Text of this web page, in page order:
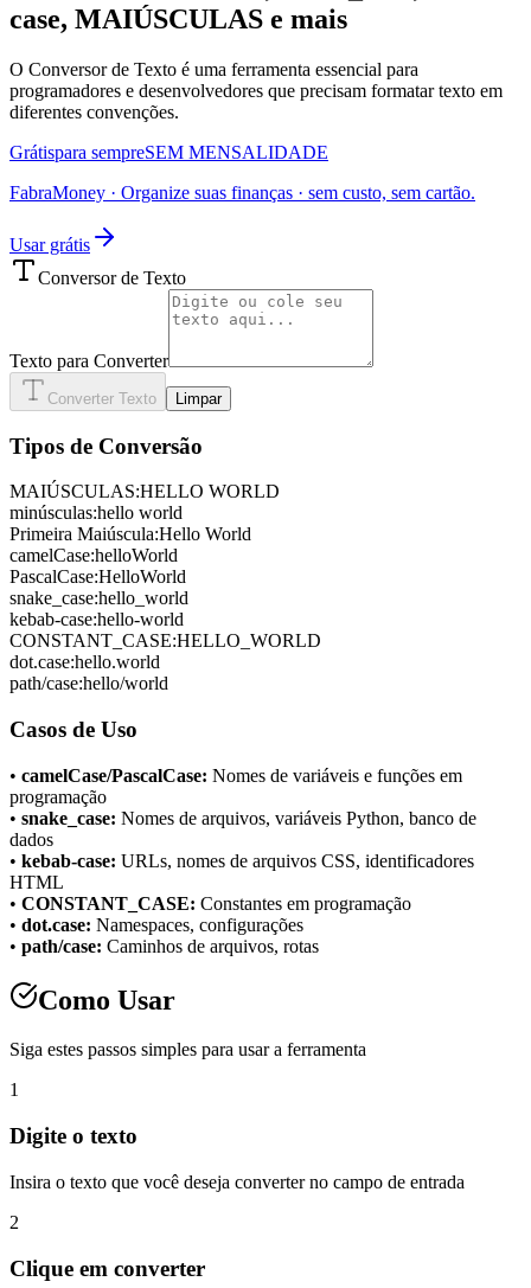
case, MAIÚSCULAS e mais
O Conversor de Texto é uma ferramenta essencial para
programadores e desenvolvedores que precisam formatar texto em
diferentes convenções.
Grátispara sempreSEM MENSALIDADE
FabraMoney · Organize suas finanças · sem custo, sem cartão.
Usar grátis
Conversor de Texto
Texto para Converter
Converter Texto Limpar
Tipos de Conversão
MAIÚSCULAS:HELLO WORLD
minúsculas:hello world
Primeira Maiúscula:Hello World
camelCase:helloWorld
PascalCase:HelloWorld
snake_case:hello_world
kebab-case:hello-world
CONSTANT_CASE:HELLO_WORLD
dot.case:hello.world
path/case:hello/world
Casos de Uso
• camelCase/PascalCase: Nomes de variáveis e funções em
programação
• snake_case: Nomes de arquivos, variáveis Python, banco de
dados
• kebab-case: URLs, nomes de arquivos CSS, identificadores
HTML
• CONSTANT_CASE: Constantes em programação
• dot.case: Namespaces, configurações
• path/case: Caminhos de arquivos, rotas
Como Usar
Siga estes passos simples para usar a ferramenta
1
Digite o texto
Insira o texto que você deseja converter no campo de entrada
2
Clique em converter